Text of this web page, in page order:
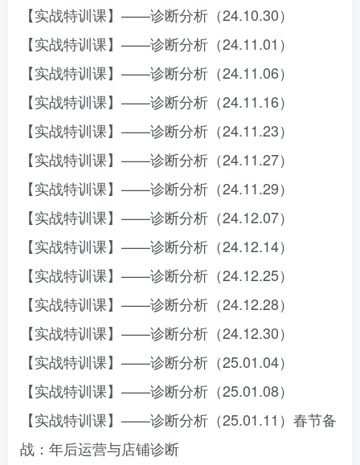
【实战特训课】——诊断分析（24.10.30）
【实战特训课】——诊断分析（24.11.01）
【实战特训课】——诊断分析（24.11.06）
【实战特训课】——诊断分析（24.11.16）
【实战特训课】——诊断分析（24.11.23）
【实战特训课】——诊断分析（24.11.27）
【实战特训课】——诊断分析（24.11.29）
【实战特训课】——诊断分析（24.12.07）
【实战特训课】——诊断分析（24.12.14）
【实战特训课】——诊断分析（24.12.25）
【实战特训课】——诊断分析（24.12.28）
【实战特训课】——诊断分析（24.12.30）
【实战特训课】——诊断分析（25.01.04）
【实战特训课】——诊断分析（25.01.08）
【实战特训课】——诊断分析（25.01.11）春节备
战：年后运营与店铺诊断